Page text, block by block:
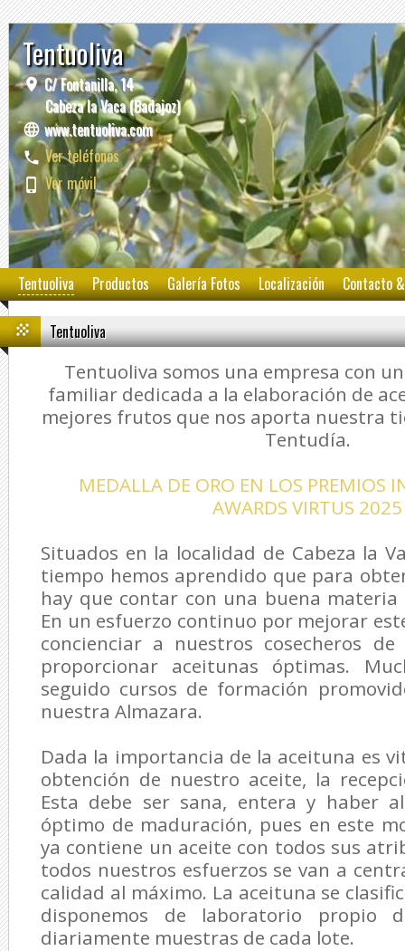
Tentuoliva
C/ Fontanilla, 14
Cabeza la Vaca (Badajoz)
www.tentuoliva.com
Ver teléfonos
Ver móvil
Tentuoliva Productos Galería Fotos Localización Contacto
Tentuoliva
Tentuoliva somos una empresa con
familiar dedicada a la elaboración de
mejores frutos que nos aporta nuestra
Tentudía.
MEDALLA DE ORO EN LOS PREMIOS
AWARDS VIRTUS 2025
Situados en la localidad de Cabeza la
tiempo hemos aprendido que para
hay que contar con una buena
En un esfuerzo continuo por mejorar
concienciar a nuestros cosecheros
proporcionar aceitunas óptimas.
seguido cursos de formación
nuestra Almazara.
Dada la importancia de la aceituna es
obtención de nuestro aceite, la
Esta debe ser sana, entera y haber
óptimo de maduración, pues en este
ya contiene un aceite con todos sus
todos nuestros esfuerzos se van a
calidad al máximo. La aceituna se
disponemos de laboratorio propio
diariamente muestras de cada lote.